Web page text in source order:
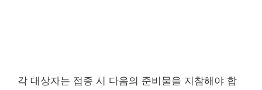
각 대상자는 접종 시 다음의 준비물을 지참해야 합